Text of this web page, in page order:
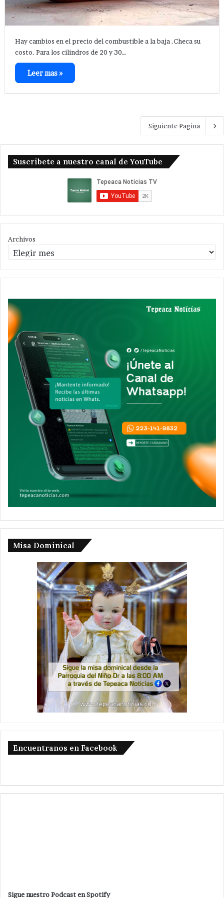
Hay cambios en el precio del combustible a la baja .Checa su
costo. Para los cilindros de 20 y 30…
Leer mas »
Siguiente Pagina
Suscribete a nuestro canal de YouTube
Archivos
Misa Dominical
Encuentranos en Facebook
Sigue nuestro Podcast en Spotify